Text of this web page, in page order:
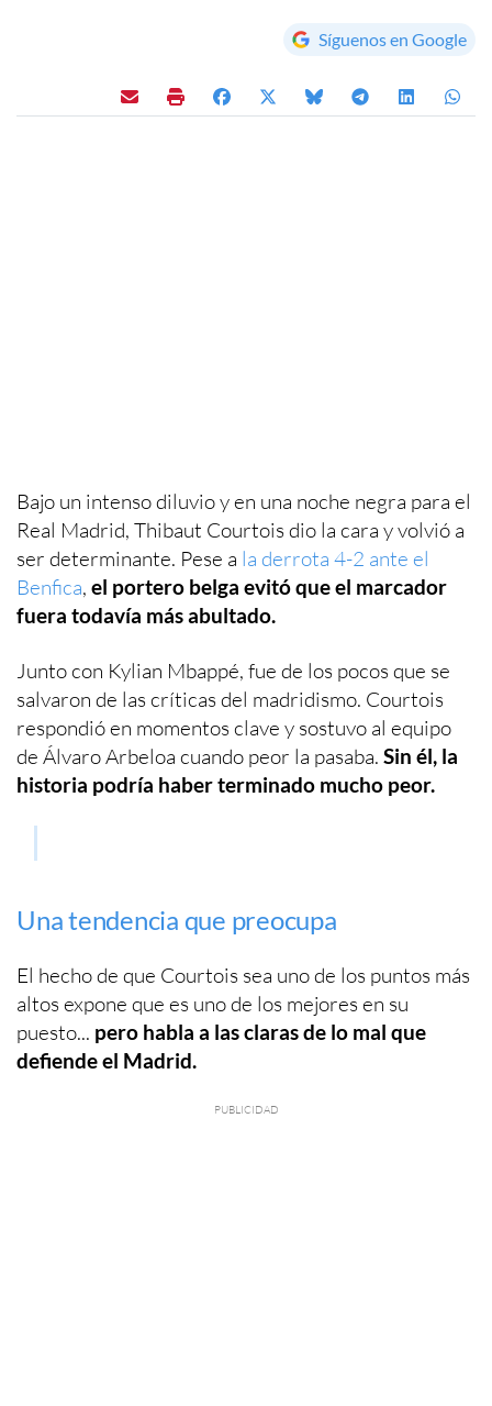
Síguenos en Google
Bajo un intenso diluvio y en una noche negra para el
Real Madrid, Thibaut Courtois dio la cara y volvió a
ser determinante. Pese a la derrota 4-2 ante el
Benfica, el portero belga evitó que el marcador
fuera todavía más abultado.
Junto con Kylian Mbappé, fue de los pocos que se
salvaron de las críticas del madridismo. Courtois
respondió en momentos clave y sostuvo al equipo
de Álvaro Arbeloa cuando peor la pasaba. Sin él, la
historia podría haber terminado mucho peor.
Una tendencia que preocupa
El hecho de que Courtois sea uno de los puntos más
altos expone que es uno de los mejores en su
puesto... pero habla a las claras de lo mal que
defiende el Madrid.